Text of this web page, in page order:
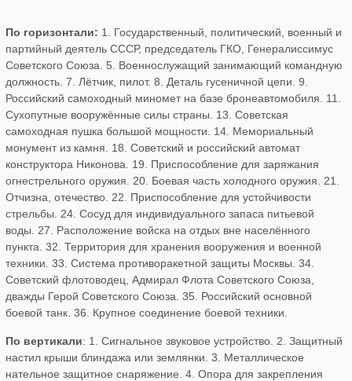
По горизонтали: 1. Государственный, политический, военный и
партийный деятель СССР, председатель ГКО, Генералиссимус
Советского Союза. 5. Военнослужащий занимающий командную
должность. 7. Лётчик, пилот. 8. Деталь гусеничной цепи. 9.
Российский самоходный миномет на базе бронеавтомобиля. 11.
Сухопутные вооружённые силы страны. 13. Советская
самоходная пушка большой мощности. 14. Мемориальный
монумент из камня. 18. Советский и российский автомат
конструктора Никонова. 19. Приспособление для заряжания
огнестрельного оружия. 20. Боевая часть холодного оружия. 21.
Отчизна, отечество. 22. Приспособление для устойчивости
стрельбы. 24. Сосуд для индивидуального запаса питьевой
воды. 27. Расположение войска на отдых вне населённого
пункта. 32. Территория для хранения вооружения и военной
техники. 33. Система противоракетной защиты Москвы. 34.
Советский флотоводец, Адмирал Флота Советского Союза,
дважды Герой Советского Союза. 35. Российский основной
боевой танк. 36. Крупное соединение боевой техники.
По вертикали: 1. Сигнальное звуковое устройство. 2. Защитный
настил крыши блиндажа или землянки. 3. Металлическое
нательное защитное снаряжение. 4. Опора для закрепления